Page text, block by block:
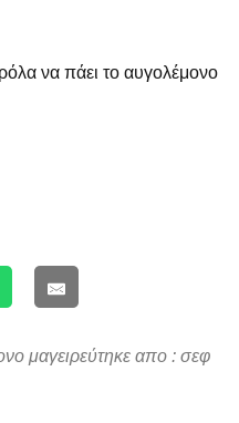
να πάει το αυγολέμονο
μαγειρεύτηκε απο : σεφ